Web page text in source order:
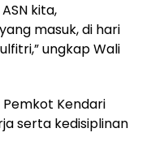
kita,
masuk, di hari
ungkap Wali
Pemkot Kendari
serta kedisiplinan